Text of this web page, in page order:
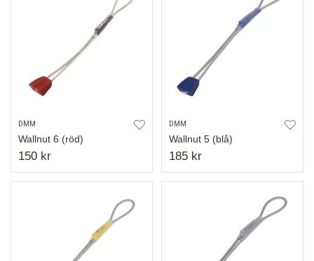
DMM
Wallnut 6 (röd)
150 kr
DMM
Wallnut 5 (blå)
185 kr